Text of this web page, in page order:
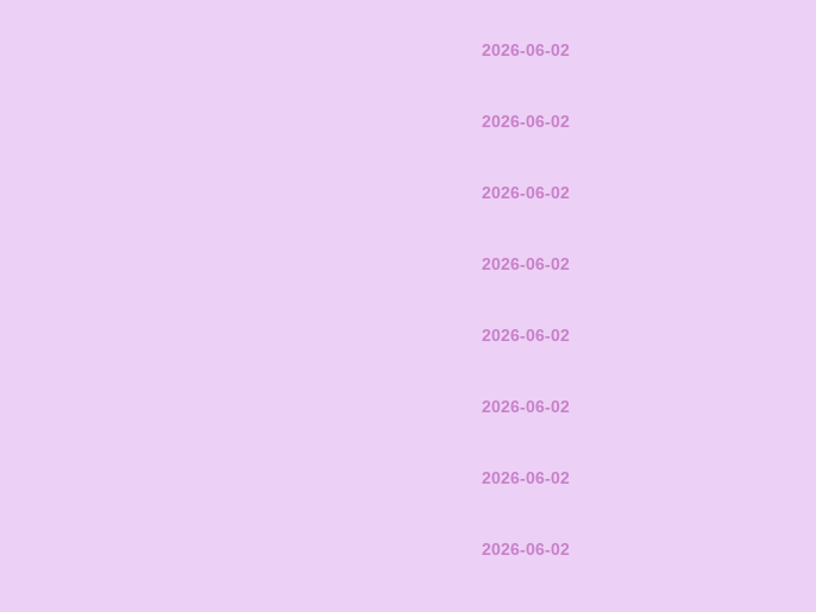
2026-06-02
2026-06-02
2026-06-02
2026-06-02
2026-06-02
2026-06-02
2026-06-02
2026-06-02